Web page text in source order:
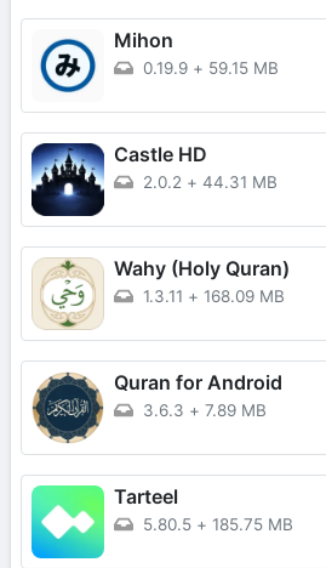
Mihon
0.19.9 + 59.15 MB
Castle HD
2.0.2 + 44.31 MB
Wahy (Holy Quran)
1.3.11 + 168.09 MB
Quran for Android
3.6.3 + 7.89 MB
Tarteel
5.80.5 + 185.75 MB